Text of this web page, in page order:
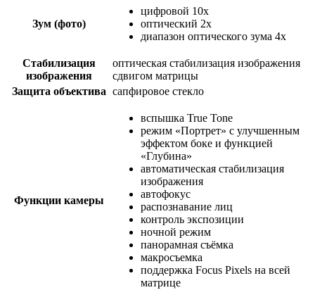
Зум (фото)
цифровой 10x
оптический 2x
диапазон оптического зума 4x
Стабилизация
изображения
оптическая стабилизация изображения
сдвигом матрицы
Защита объектива сапфировое стекло
Функции камеры
вспышка True Tone
режим «Портрет» с улучшенным
эффектом боке и функцией
«Глубина»
автоматическая стабилизация
изображения
автофокус
распознавание лиц
контроль экспозиции
ночной режим
панорамная съёмка
макросъемка
поддержка Focus Pixels на всей
матрице